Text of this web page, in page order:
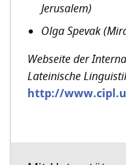
Jerusalem)
Olga Spevak
Webseite der
Lateinische
http://